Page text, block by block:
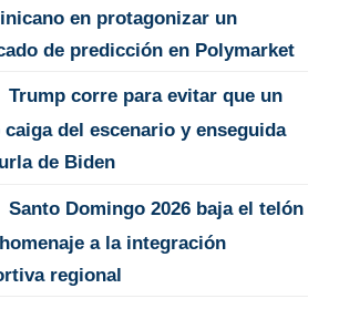
en protagonizar un
de predicción en Polymarket
Trump corre para evitar que un
caiga del escenario y enseguida
de Biden
Santo Domingo 2026 baja el telón
a la integración
regional